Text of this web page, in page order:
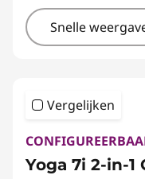
Snelle
Vergelijken
Yoga 7i 2-in-1